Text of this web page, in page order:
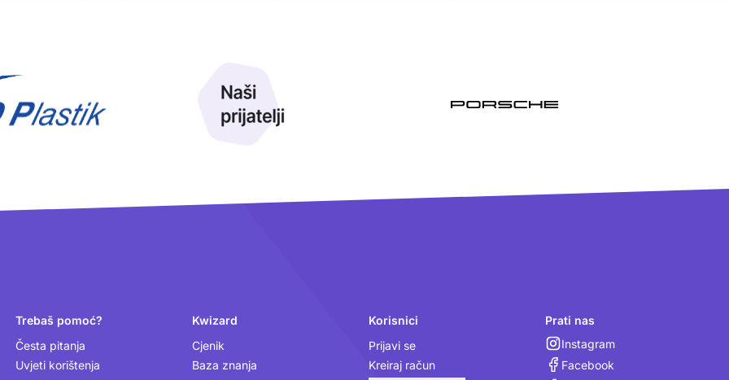
Trebaš pomoć?
Česta pitanja
Uvjeti korištenja
Kwizard
Cjenik
Baza znanja
Korisnici
Prijavi se
Kreiraj račun
Prati nas
Instagram
Facebook